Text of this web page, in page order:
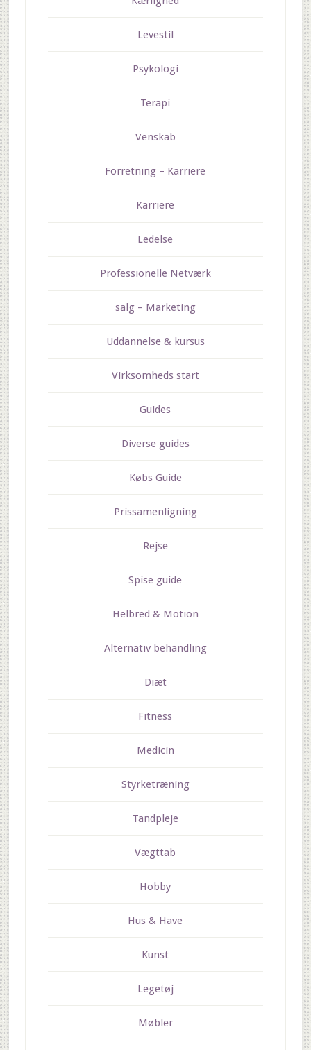
Levestil
Psykologi
Terapi
Venskab
Forretning – Karriere
Karriere
Ledelse
Professionelle Netværk
salg – Marketing
Uddannelse & kursus
Virksomheds start
Guides
Diverse guides
Købs Guide
Prissamenligning
Rejse
Spise guide
Helbred & Motion
Alternativ behandling
Diæt
Fitness
Medicin
Styrketræning
Tandpleje
Vægttab
Hobby
Hus & Have
Kunst
Legetøj
Møbler